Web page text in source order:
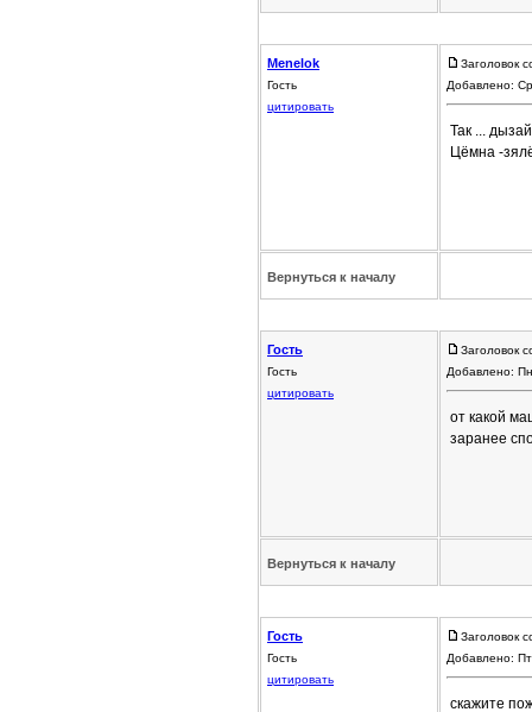
Menelok
Гость
цитировать
Заголовок
Добавлено:
Так ...
Цёмна -
Вернуться к началу
Гость
Гость
цитировать
Заголовок
Добавлено:
от какой
заранее
Вернуться к началу
Гость
Гость
цитировать
Заголовок
Добавлено:
скажите